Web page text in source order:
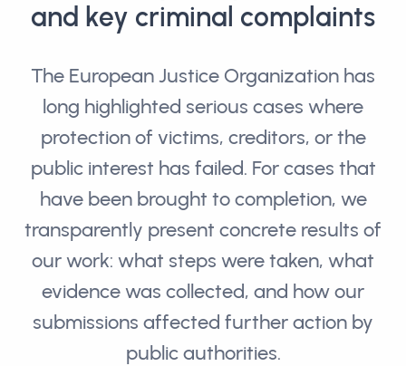
and key criminal complaints
The European Justice Organization has
long highlighted serious cases where
protection of victims, creditors, or the
public interest has failed. For cases that
have been brought to completion, we
transparently present concrete results of
our work: what steps were taken, what
evidence was collected, and how our
submissions affected further action by
public authorities.